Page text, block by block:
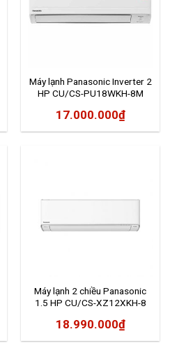
Máy lạnh Panasonic Inverter 2
HP CU/CS-PU18WKH-8M
17.000.000₫
Máy lạnh 2 chiều Panasonic
1.5 HP CU/CS-XZ12XKH-8
18.990.000₫